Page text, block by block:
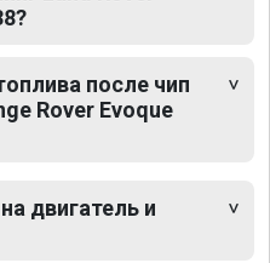
после чип
Rover Evoque
двигатель и